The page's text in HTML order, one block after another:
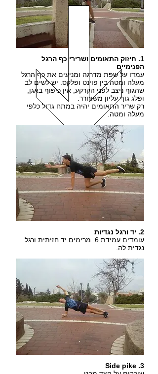
1. חיזוק התאומים ושרירי כף הרגל
הפנימיים
עמדו על שפת מדרגה ומניעים את כף הרגל
מעלה ומטה בין פוינט ופלקס. יש לשים לב
שהגוף ניצב לפני הקרקע, אין כיפוף באגן,
ופלג גוף עליון משוחרר.
רק שריר התאומים יהיה במתח גדול כלפי
מעלה ומטה.
2. יד ורגל נגדיות
עומדים עמידת 6. מרימים יד חזיתית ורגל
נגדית לה.
3. Side pike